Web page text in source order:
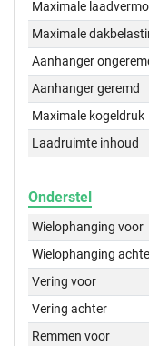
Maximale
Maximale
Aanhanger
Aanhanger geremd
Maximale kogeldruk
Laadruimte inhoud
Onderstel
Wielophanging voor
Wielophanging
Vering voor
Vering achter
Remmen voor